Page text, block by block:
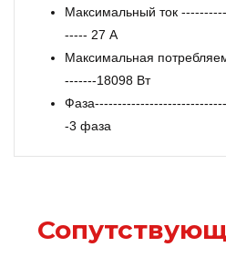
Максимальный ток
----- 27 A
Максимальная
-------18098 Вт
-3 фаза